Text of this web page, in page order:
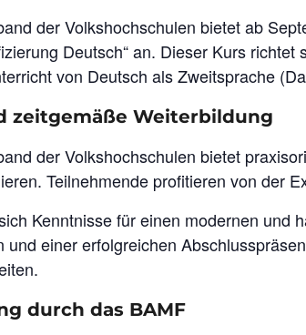
der Volkshochschulen bietet ab
Deutsch“ an. Dieser Kurs
von Deutsch als Zweitsprache
zeitgemäße Weiterbildung
der Volkshochschulen bietet
Teilnehmende profitieren von der
Kenntnisse für einen modernen und
und einer erfolgreichen
durch das BAMF